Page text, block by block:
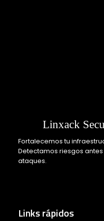
Linxack
Fortalecemos tu
Detectamos riesgos
ataques.
Links rápidos